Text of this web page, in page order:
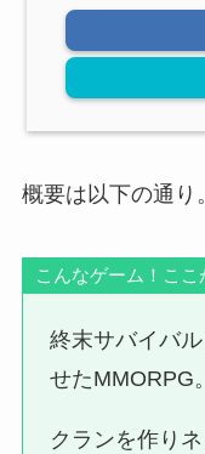
概要は以下の通り。
こんなゲーム！ここ
終末サバイバ
せたMMORPG。
クランを作り